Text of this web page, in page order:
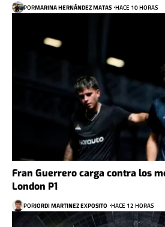
PORMARINA HERNÁNDEZ MATAS HACE 10 HORAS
Fran Guerrero carga contra los
London P1
PORJORDI MARTINEZ EXPOSITO HACE 12 HORAS